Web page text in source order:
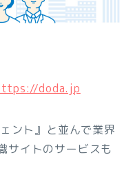
doda.jp
ント』と並んで業界
サイトのサービスも